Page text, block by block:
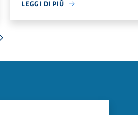
LEGGI DI PIÙ
Successiva »